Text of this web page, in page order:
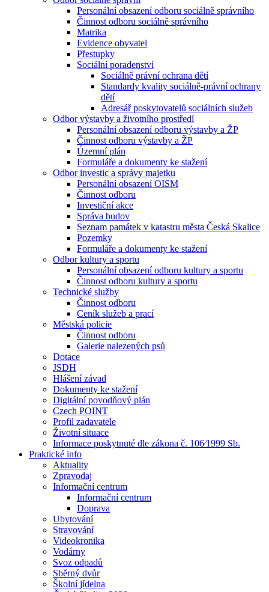
Personální obsazení odboru sociálně správního
Činnost odboru sociálně správního
Matrika
Evidence obyvatel
Přestupky
Sociální poradenství
Sociálně právní ochrana dětí
Standardy kvality sociálně-právní ochrany
dětí
Adresář poskytovatelů sociálních služeb
Odbor výstavby a životního prostředí
Personální obsazení odboru výstavby a ŽP
Činnost odboru výstavby a ŽP
Územní plán
Formuláře a dokumenty ke stažení
Odbor investic a správy majetku
Personální obsazení OISM
Činnost odboru
Investiční akce
Správa budov
Seznam památek v katastru města Česká Skalice
Pozemky
Formuláře a dokumenty ke stažení
Odbor kultury a sportu
Personální obsazení odboru kultury a sportu
Činnost odboru kultury a sportu
Technické služby
Činnost odboru
Ceník služeb a prací
Městská policie
Činnost odboru
Galerie nalezených psů
Dotace
JSDH
Hlášení závad
Dokumenty ke stažení
Digitální povodňový plán
Czech POINT
Profil zadavatele
Životní situace
Informace poskytnuté dle zákona č. 106⁄1999 Sb.
Praktické info
Aktuality
Zpravodaj
Informační centrum
Informační centrum
Doprava
Ubytování
Stravování
Videokronika
Vodárny
Svoz odpadů
Sběrný dvůr
Školní jídelna